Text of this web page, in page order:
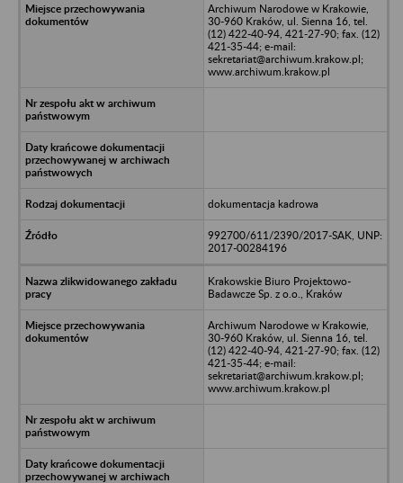
Archiwum Narodowe w Krakowie,
30-960 Kraków, ul. Sienna 16, tel.
(12) 422-40-94, 421-27-90; fax. (12)
421-35-44; e-mail:
sekretariat@archiwum.krakow.pl;
www.archiwum.krakow.pl
dokumentacja kadrowa
992700/611/2390/2017-SAK, UNP:
2017-00284196
Krakowskie Biuro Projektowo-
Badawcze Sp. z o.o., Kraków
Archiwum Narodowe w Krakowie,
30-960 Kraków, ul. Sienna 16, tel.
(12) 422-40-94, 421-27-90; fax. (12)
421-35-44; e-mail:
sekretariat@archiwum.krakow.pl;
www.archiwum.krakow.pl